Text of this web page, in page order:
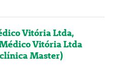
Vitória Ltda,
Vitória Ltda
Master)